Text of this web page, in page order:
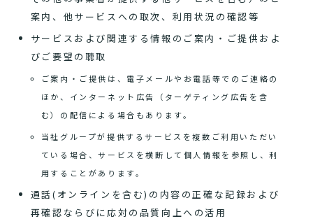
案内、他サービスへの取次、利用状況の確認等
サービスおよび関連する情報のご案内・ご提供およ
びご要望の聴取
ご案内・ご提供は、電子メールやお電話等でのご連絡の
ほか、インターネット広告（ターゲティング広告を含
む）の配信による場合もあります。
当社グループが提供するサービスを複数ご利用いただい
ている場合、サービスを横断して個人情報を参照し、利
用することがあります。
通話(オンラインを含む)の内容の正確な記録および
再確認ならびに応対の品質向上への活用